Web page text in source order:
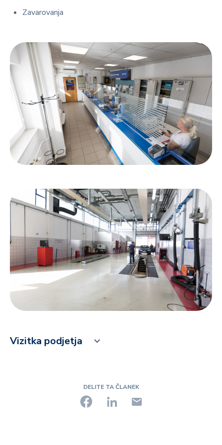
Zavarovanja
Vizitka podjetja
DELITE TA ČLANEK